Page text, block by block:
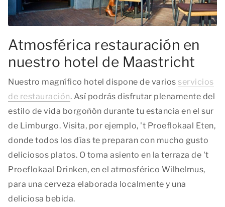
Atmosférica restauración en
nuestro hotel de Maastricht
Nuestro magnífico hotel dispone de varios servicios
de restauración. Así podrás disfrutar plenamente del
estilo de vida borgoñón durante tu estancia en el sur
de Limburgo. Visita, por ejemplo, 't Proeflokaal Eten,
donde todos los días te preparan con mucho gusto
deliciosos platos. O toma asiento en la terraza de 't
Proeflokaal Drinken, en el atmosférico Wilhelmus,
para una cerveza elaborada localmente y una
deliciosa bebida.